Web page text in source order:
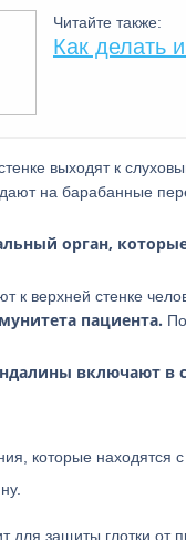
Читайте также:
Как делать
выходят к
на барабанные
орган,
к верхней стенке
пациента.
включают в
которые находятся
для защиты глотки от